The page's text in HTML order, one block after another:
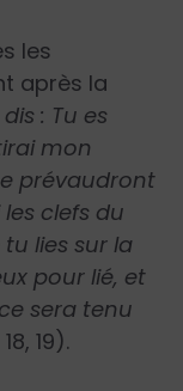
les
après la
: Tu es
mon
prévaudront
clefs du
lies sur la
pour lié, et
sera tenu
19).